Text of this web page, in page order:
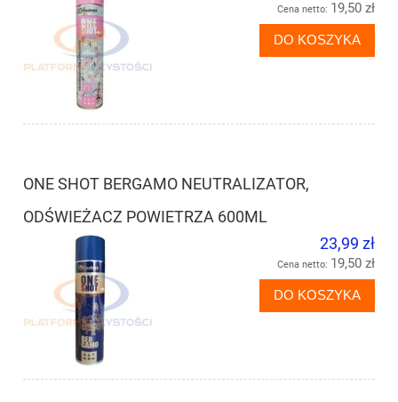
Cena netto: 19,50 zł
DO KOSZYKA
ONE SHOT BERGAMO NEUTRALIZATOR,
ODŚWIEŻACZ POWIETRZA 600ML
23,99 zł
Cena netto: 19,50 zł
DO KOSZYKA